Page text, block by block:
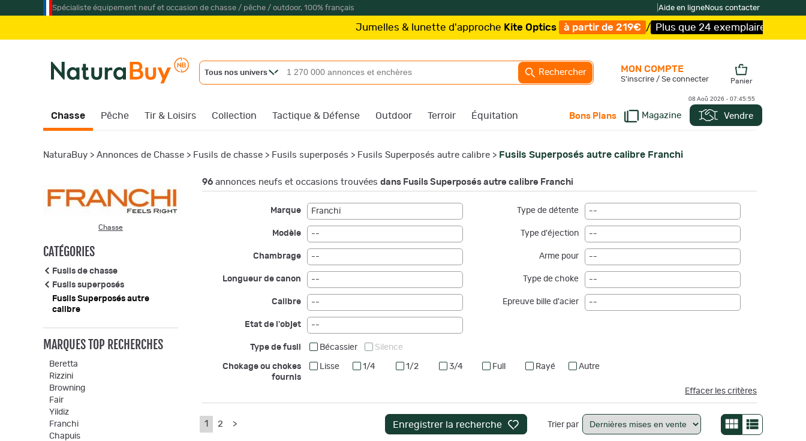
Spécialiste équipement neuf et occasion de chasse / pêche / outdoor, 100% français Aide en ligneNous contacter
Jumelles & lunette d'approcheKite Optics à partir de 219€ / Plus que 24 exemplaires ! /Livraison offerte et
Tous nos univers Rechercher
Chasse Pêche Tir & Loisirs Collection Tactique & Défense Outdoor Terroir Équitation Bons Plans Magazine Vendre
MON COMPTE
S'inscrire / Se connecter Panier
08 Aoû 2026 - 07:45:56
NaturaBuy > Annonces de Chasse > Fusils de chasse > Fusils superposés > Fusils Superposés autre calibre > Fusils Superposés autre calibre Franchi
Chasse
CATÉGORIES
Fusils de chasse
Fusils superposés
Fusils Superposés autre
calibre
MARQUES TOP RECHERCHES
Beretta
Rizzini
Browning
Fair
Yildiz
Franchi
Chapuis
96 annonces neufs et occasions trouvées dans Fusils Superposés autre calibre Franchi
Marque Franchi
Modèle --
Chambrage --
Longueur de canon --
Calibre --
Etat de l'objet --
Type de détente --
Type d'éjection --
Arme pour --
Type de choke --
Epreuve bille d'acier --
Type de fusil Bécassier Silence
Chokage ou chokes
fournis
Lisse 1/4 1/2 3/4 Full Rayé Autre
Effacer les critères
1 2 > Enregistrer la recherche Trier par